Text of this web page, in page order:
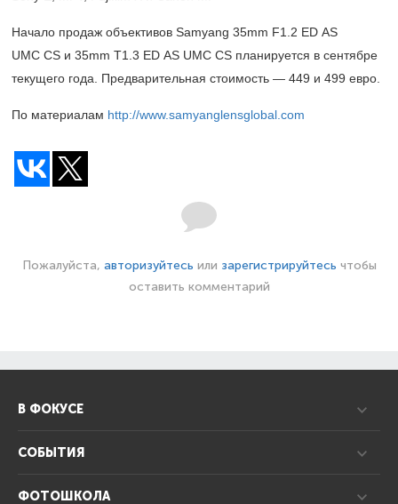
Начало продаж объективов Samyang 35mm F1.2 ED AS
UMC CS и 35mm T1.3 ED AS UMC CS планируется в сентябре
текущего года. Предварительная стоимость — 449 и 499 евро.
По материалам http://www.samyanglensglobal.com
Пожалуйста, авторизуйтесь или зарегистрируйтесь чтобы
оставить комментарий
В ФОКУСЕ
СОБЫТИЯ
ФОТОШКОЛА